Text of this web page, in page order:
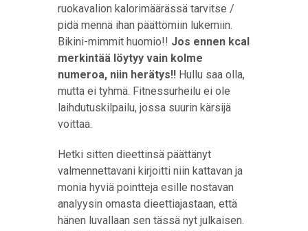
ruokavalion kalorimäärässä tarvitse /
pidä mennä ihan päättömiin lukemiin.
Bikini-mimmit huomio!! Jos ennen kcal
merkintää löytyy vain kolme
numeroa, niin herätys!! Hullu saa olla,
mutta ei tyhmä. Fitnessurheilu ei ole
laihdutuskilpailu, jossa suurin kärsijä
voittaa.
Hetki sitten dieettinsä päättänyt
valmennettavani kirjoitti niin kattavan ja
monia hyviä pointteja esille nostavan
analyysin omasta dieettiajastaan, että
hänen luvallaan sen tässä nyt julkaisen.